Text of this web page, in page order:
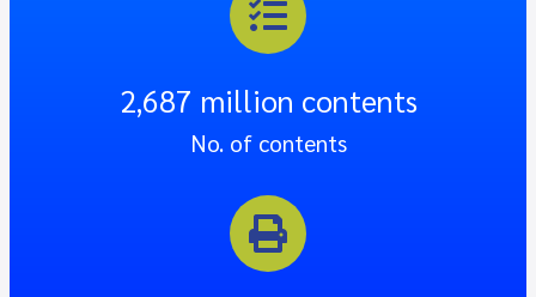
No. of contents
2,687 million contents